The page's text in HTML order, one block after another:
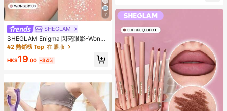
7
SHEGLAM
SHEGLAM Enigma 閃亮眼影-Wonde
rous 品牌美妝化妝品 適合女士與女孩
#2 熱銷榜 Top 在 眼妝
HK$19.00 -34%